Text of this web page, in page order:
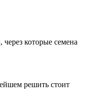
которые семена
решить стоит